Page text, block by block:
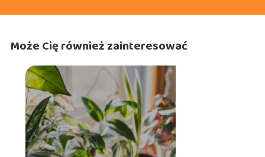
Może Cię również zainteresować